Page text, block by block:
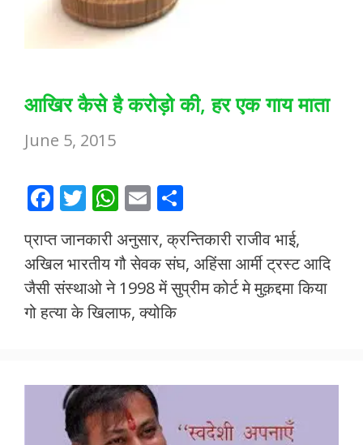
आखिर कैसे है करोड़ो की, हर एक गाय माता
June 5, 2015
F
e
b
o
o
T
w
itt
er
W
at
s
A
p
E
ai
l
h
ar
e
प्राप्त जानकारी अनुसार, क्रन्तिकारी राजीव भाई,
अखिल भारतीय गौ सेवक संघ, अहिंसा आर्मी ट्रस्ट आदि
जैसी संस्थाओ ने 1998 में सुप्रीम कोर्ट मे मुक़द्दमा किया
गो हत्या के खिलाफ, क्योकि